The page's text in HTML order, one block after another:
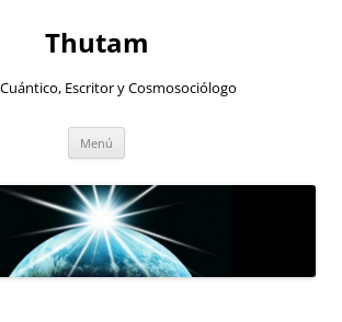
Thutam
Escritor y Cosmosociólogo
Menú